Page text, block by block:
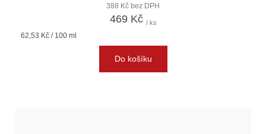
388 Kč bez DPH
469 Kč / ks
Měrná
62,53 Kč / 100 ml
Do košíku